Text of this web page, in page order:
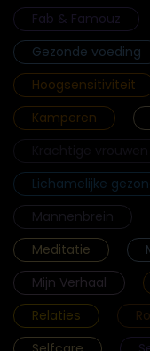
Fab & Famouz
Gezonde voeding
Hoogsensitiviteit
Kamperen
Lichamelijke
Mannenbrein
Meditatie
Mijn Verhaal
Relaties